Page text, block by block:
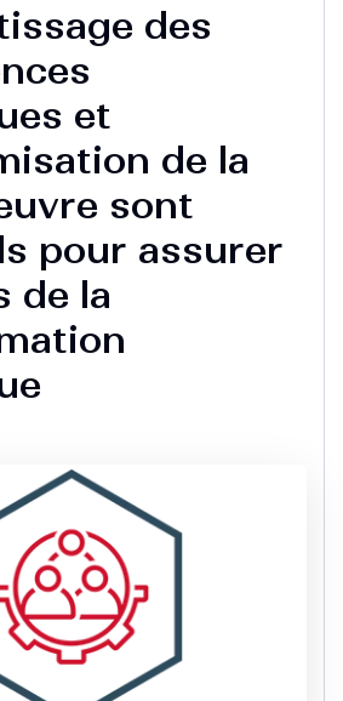
des
et
de la
sont
pour assurer
de la